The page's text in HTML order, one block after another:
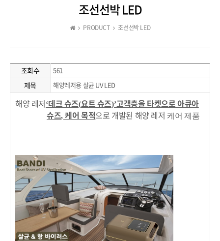
조선선박 LED
PRODUCT 조선선박 LED
조회수 561
제목 해양레저용 살균 UV LED
해양 레저‘데크 슈즈(요트 슈즈)’고객층을 타켓으로 아큐아
슈즈,케어 목적으로 개발된 해양 레저 케어 제품